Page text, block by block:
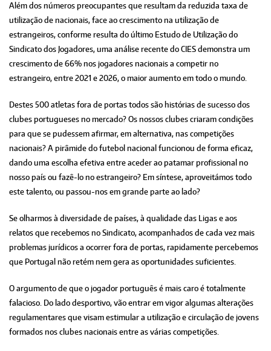
Além dos números preocupantes que resultam da reduzida taxa de
utilização de nacionais, face ao crescimento na utilização de
estrangeiros, conforme resulta do último Estudo de Utilização do
Sindicato dos Jogadores, uma análise recente do CIES demonstra um
crescimento de 66% nos jogadores nacionais a competir no
estrangeiro, entre 2021 e 2026, o maior aumento em todo o mundo.
Destes 500 atletas fora de portas todos são histórias de sucesso dos
clubes portugueses no mercado? Os nossos clubes criaram condições
para que se pudessem afirmar, em alternativa, nas competições
nacionais? A pirâmide do futebol nacional funcionou de forma eficaz,
dando uma escolha efetiva entre aceder ao patamar profissional no
nosso país ou fazê-lo no estrangeiro? Em síntese, aproveitámos todo
este talento, ou passou-nos em grande parte ao lado?
Se olharmos à diversidade de países, à qualidade das Ligas e aos
relatos que recebemos no Sindicato, acompanhados de cada vez mais
problemas jurídicos a ocorrer fora de portas, rapidamente percebemos
que Portugal não retém nem gera as oportunidades suficientes.
O argumento de que o jogador português é mais caro é totalmente
falacioso. Do lado desportivo, vão entrar em vigor algumas alterações
regulamentares que visam estimular a utilização e circulação de jovens
formados nos clubes nacionais entre as várias competições.